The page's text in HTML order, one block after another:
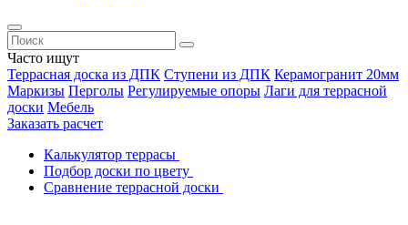
Часто ищут
Террасная доска из ДПК Ступени из ДПК Керамогранит 20мм
Маркизы Перголы Регулируемые опоры Лаги для террасной
доски Мебель
Заказать расчет
Калькулятор террасы
Подбор доски по цвету
Сравнение террасной доски